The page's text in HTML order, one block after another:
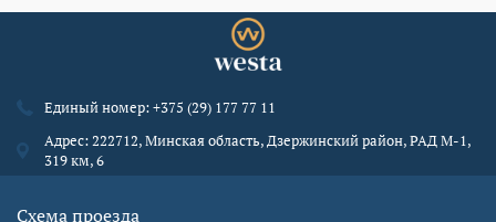
Единый номер:+375 (29) 177 77 11
Адрес: 222712, Минская область, Дзержинский район, РАД М-1,
319 км, 6
Схема проезда